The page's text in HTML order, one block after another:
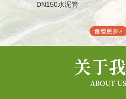
DN150水泥管
关于
ABOUT US